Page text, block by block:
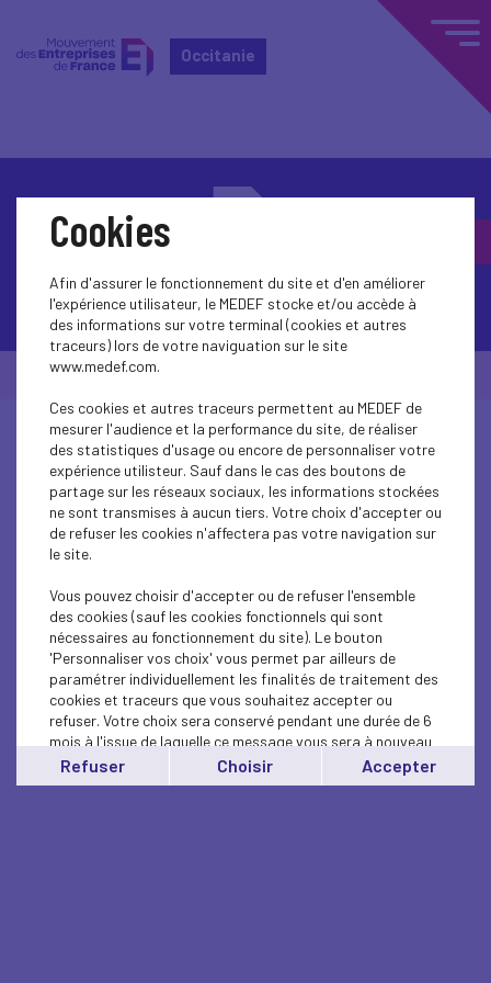
Occitanie
Contactez-nous
© Medef Occitanie 2026 -
Cookies
Afin d'assurer le fonctionnement du site et d'en améliorer
l'expérience utilisateur, le MEDEF stocke et/ou accède à
des informations sur votre terminal (cookies et autres
traceurs) lors de votre naviguation sur le site
www.medef.com.
Ces cookies et autres traceurs permettent au MEDEF de
mesurer l'audience et la performance du site, de réaliser
des statistiques d'usage ou encore de personnaliser votre
expérience utilisteur. Sauf dans le cas des boutons de
partage sur les réseaux sociaux, les informations stockées
ne sont transmises à aucun tiers. Votre choix d'accepter ou
de refuser les cookies n'affectera pas votre navigation sur
le site.
Vous pouvez choisir d'accepter ou de refuser l'ensemble
des cookies (sauf les cookies fonctionnels qui sont
nécessaires au fonctionnement du site). Le bouton
'Personnaliser vos choix' vous permet par ailleurs de
paramétrer individuellement les finalités de traitement des
cookies et traceurs que vous souhaitez accepter ou
refuser. Votre choix sera conservé pendant une durée de 6
mois à l'issue de laquelle ce message vous sera à nouveau
affiché..
Vous pouvez modifier votre choix à tout moment en
Refuser Choisir Accepter